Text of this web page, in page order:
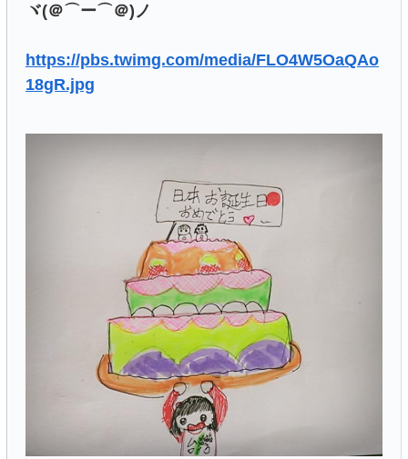
ヾ(＠⌒ー⌒＠)ノ
https://pbs.twimg.com/media/FLO4W5OaQAo
18gR.jpg